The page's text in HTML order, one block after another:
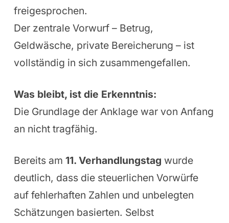
freigesprochen.
Der zentrale Vorwurf – Betrug,
Geldwäsche, private Bereicherung – ist
vollständig in sich zusammengefallen.
Was bleibt, ist die Erkenntnis:
Die Grundlage der Anklage war von Anfang
an nicht tragfähig.
Bereits am 11. Verhandlungstag wurde
deutlich, dass die steuerlichen Vorwürfe
auf fehlerhaften Zahlen und unbelegten
Schätzungen basierten. Selbst